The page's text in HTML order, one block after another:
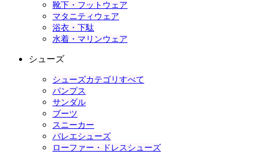
靴下・フットウェア
マタニティウェア
浴衣・下駄
水着・マリンウェア
シューズ
シューズカテゴリすべて
パンプス
サンダル
ブーツ
スニーカー
バレエシューズ
ローファー・ドレスシューズ